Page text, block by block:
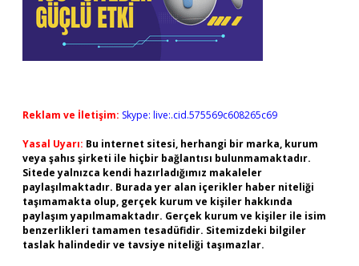
Reklam ve İletişim: Skype: live:.cid.575569c608265c69
Yasal Uyarı: Bu internet sitesi, herhangi bir marka, kurum
veya şahıs şirketi ile hiçbir bağlantısı bulunmamaktadır.
Sitede yalnızca kendi hazırladığımız makaleler
paylaşılmaktadır. Burada yer alan içerikler haber niteliği
taşımamakta olup, gerçek kurum ve kişiler hakkında
paylaşım yapılmamaktadır. Gerçek kurum ve kişiler ile isim
benzerlikleri tamamen tesadüfidir. Sitemizdeki bilgiler
taslak halindedir ve tavsiye niteliği taşımazlar.